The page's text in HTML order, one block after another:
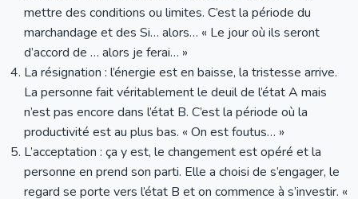
mettre des conditions ou limites. C’est la période du
marchandage et des Si… alors… « Le jour où ils seront
d’accord de … alors je ferai… »
La résignation : l’énergie est en baisse, la tristesse arrive.
La personne fait véritablement le deuil de l’état A mais
n’est pas encore dans l’état B. C’est la période où la
productivité est au plus bas. « On est foutus… »
L’acceptation : ça y est, le changement est opéré et la
personne en prend son parti. Elle a choisi de s’engager, le
regard se porte vers l’état B et on commence à s’investir. «